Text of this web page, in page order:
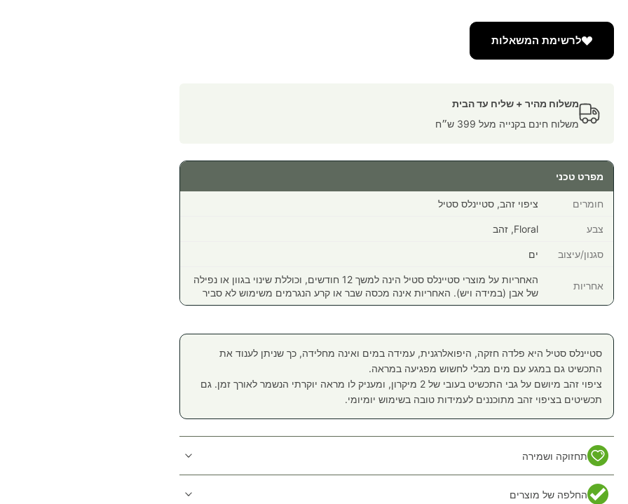
לרשימת המשאלות
משלוח מהיר + שליח עד הבית
משלוח חינם בקנייה מעל 399 ש״ח
מפרט טכני
חומרים ציפוי זהב, סטיינלס סטיל
צבע Floral, זהב
סגנון/עיצוב ים
אחריות
האחריות על מוצרי סטיינלס סטיל הינה למשך 12 חודשים, וכוללת שינוי בגוון או נפילה
של אבן (במידה ויש). האחריות אינה מכסה שבר או קרע הנגרמים משימוש לא סביר
סטיינלס סטיל היא פלדה חזקה, היפואלרגנית, עמידה במים ואינה מחלידה, כך שניתן לענוד את
התכשיט גם במגע עם מים מבלי לחשוש מפגיעה במראה.
ציפוי זהב מיושם על גבי התכשיט בעובי של 2 מיקרון, ומעניק לו מראה יוקרתי הנשמר לאורך זמן. גם
תכשיטים בציפוי זהב מתוכננים לעמידות טובה בשימוש יומיומי.
תחזוקה ושמירה
החלפה של מוצרים